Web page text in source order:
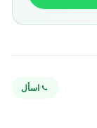
اسأل